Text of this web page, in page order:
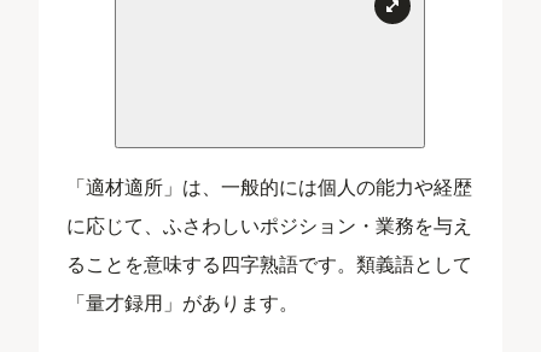
「適材適所」は、一般的には個人の能力や経歴
に応じて、ふさわしいポジション・業務を与え
ることを意味する四字熟語です。類義語として
「量才録用」があります。